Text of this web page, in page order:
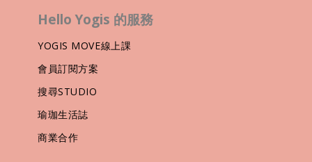
Hello Yogis 的服務
YOGIS MOVE線上課
會員訂閱方案
搜尋STUDIO
瑜珈生活誌
商業合作